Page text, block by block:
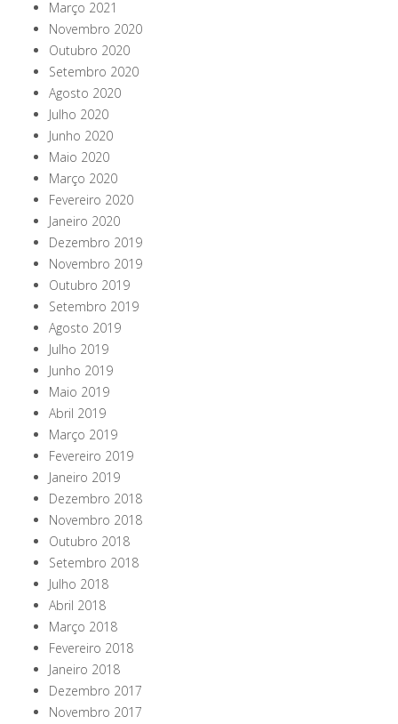
Março 2021
Novembro 2020
Outubro 2020
Setembro 2020
Agosto 2020
Julho 2020
Junho 2020
Maio 2020
Março 2020
Fevereiro 2020
Janeiro 2020
Dezembro 2019
Novembro 2019
Outubro 2019
Setembro 2019
Agosto 2019
Julho 2019
Junho 2019
Maio 2019
Abril 2019
Março 2019
Fevereiro 2019
Janeiro 2019
Dezembro 2018
Novembro 2018
Outubro 2018
Setembro 2018
Julho 2018
Abril 2018
Março 2018
Fevereiro 2018
Janeiro 2018
Dezembro 2017
Novembro 2017